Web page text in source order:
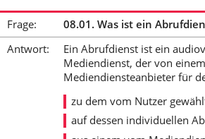
Frage:
08.01. Was ist ein
Antwort:
Ein Abrufdienst ist ein
Mediendienst, der von einem
Mediendiensteanbieter für
zu dem vom Nutzer
auf dessen individuellen